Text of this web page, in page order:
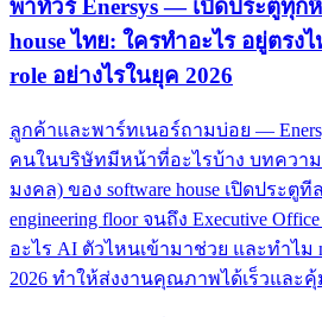
พาทัวร์ Enersys — เปิดประตูทุก
house ไทย: ใครทำอะไร อยู่ตร
role อย่างไรในยุค 2026
ลูกค้าและพาร์ทเนอร์ถามบ่อย —
คนในบริษัทมีหน้าที่อะไรบ้าง บทความ
มงคล) ของ software house เปิดประตู
engineering floor จนถึง Executive
อะไร AI ตัวไหนเข้ามาช่วย และทำไ
2026 ทำให้ส่งงานคุณภาพได้เร็วและ